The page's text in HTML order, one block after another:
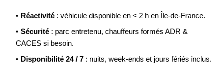
Réactivité : véhicule disponible en < 2 h en Île-de-France.
Sécurité : parc entretenu, chauffeurs formés ADR &
CACES si besoin.
Disponibilité 24 / 7 : nuits, week-ends et jours fériés inclus.